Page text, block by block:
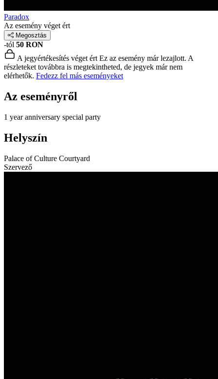
Paradox
Az esemény véget ért
Megosztás
-tól 50 RON
A jegyértékesítés véget ért Ez az esemény már lezajlott. A
részleteket továbbra is megtekintheted, de jegyek már nem
elérhetők. Fedezz fel más eseményeket
Az eseményről
1 year anniversary special party
Helyszín
Palace of Culture Courtyard
Szervező